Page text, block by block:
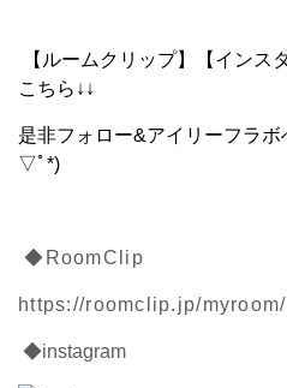
【ルームクリップ】【インス
こちら↓↓
是非フォロー&アイリーフラ
▽ﾟ*)
◆RoomClip
https://roomclip.jp/
◆instagram